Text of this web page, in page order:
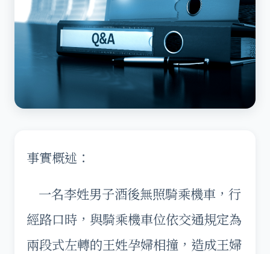
事實概述：
一名李姓男子酒後無照騎乘機車，行
經路口時，與騎乘機車位依交通規定為
兩段式左轉的王姓孕婦相撞，造成王婦